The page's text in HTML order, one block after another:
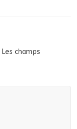
Les champs